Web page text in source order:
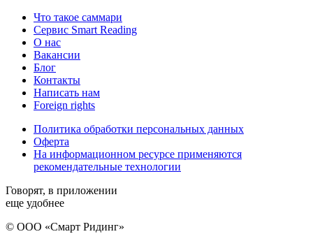
Что такое саммари
Сервис Smart Reading
О нас
Вакансии
Блог
Контакты
Написать нам
Foreign rights
Политика обработки персональных данных
Оферта
На информационном ресурсе применяются
рекомендательные технологии
Говорят, в приложении
еще удобнее
© ООО «Смарт Ридинг»